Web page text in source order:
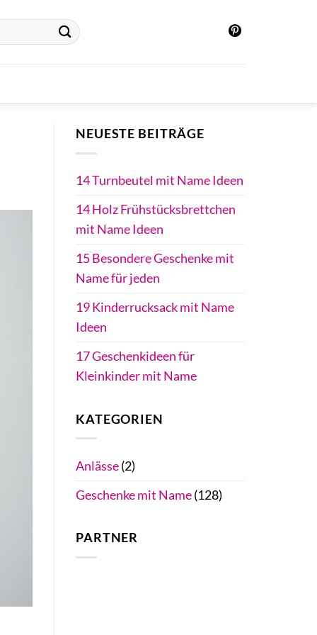
NEUESTE BEITRÄGE
14 Turnbeutel mit Name Ideen
14 Holz Frühstücksbrettchen
mit Name Ideen
15 Besondere Geschenke mit
Name für jeden
19 Kinderrucksack mit Name
Ideen
17 Geschenkideen für
Kleinkinder mit Name
KATEGORIEN
Anlässe(2)
Geschenke mit Name(128)
PARTNER